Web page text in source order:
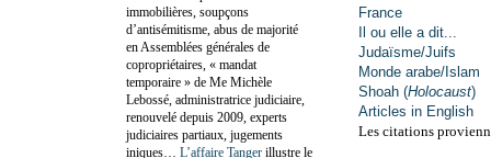
France
Il ou elle a dit...
Judaïsme/Juifs
Monde arabe/Islam
Shoah (Holocaust)
Articles in English
Les citations
immobilières, soupçons
d’antisémitisme, abus de majorité
en Assemblées générales de
copropriétaires, « mandat
temporaire » de Me Michèle
Lebossé, administratrice judiciaire,
renouvelé depuis 2009, experts
judiciaires partiaux, jugements
iniques… L’affaire Tanger illustre le